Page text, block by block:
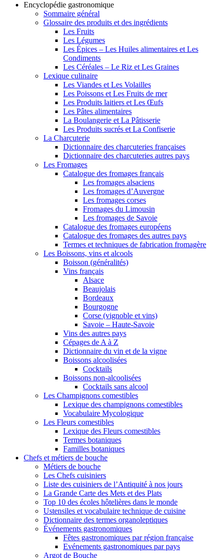
Encyclopédie gastronomique
Sommaire général
Glossaire des produits et des ingrédients
Les Fruits
Les Légumes
Les Épices – Les Huiles alimentaires et Les
Condiments
Les Céréales – Le Riz et Les Graines
Lexique culinaire
Les Viandes et Les Volailles
Les Poissons et Les Fruits de mer
Les Produits laitiers et Les Œufs
Les Pâtes alimentaires
La Boulangerie et La Pâtisserie
Les Produits sucrés et La Confiserie
La Charcuterie
Dictionnaire des charcuteries françaises
Dictionnaire des charcuteries autres pays
Les Fromages
Catalogue des fromages français
Les fromages alsaciens
Les fromages d’Auvergne
Les fromages corses
Fromages du Limousin
Les fromages de Savoie
Catalogue des fromages européens
Catalogue des fromages des autres pays
Termes et techniques de fabrication fromagère
Les Boissons, vins et alcools
Boisson (généralités)
Vins français
Alsace
Beaujolais
Bordeaux
Bourgogne
Corse (vignoble et vins)
Savoie – Haute-Savoie
Vins des autres pays
Cépages de A à Z
Dictionnaire du vin et de la vigne
Boissons alcoolisées
Cocktails
Boissons non-alcoolisées
Cocktails sans alcool
Les Champignons comestibles
Lexique des champignons comestibles
Vocabulaire Mycologique
Les Fleurs comestibles
Lexique des Fleurs comestibles
Termes botaniques
Familles botaniques
Chefs et métiers de bouche
Métiers de bouche
Les Chefs cuisiniers
Liste des cuisiniers de l’Antiquité à nos jours
La Grande Carte des Mets et des Plats
Top 10 des écoles hôtelières dans le monde
Ustensiles et vocabulaire technique de cuisine
Dictionnaire des termes organoleptiques
Événements gastronomiques
Fêtes gastronomiques par région française
Evénements gastronomiques par pays
Argot de Bouche